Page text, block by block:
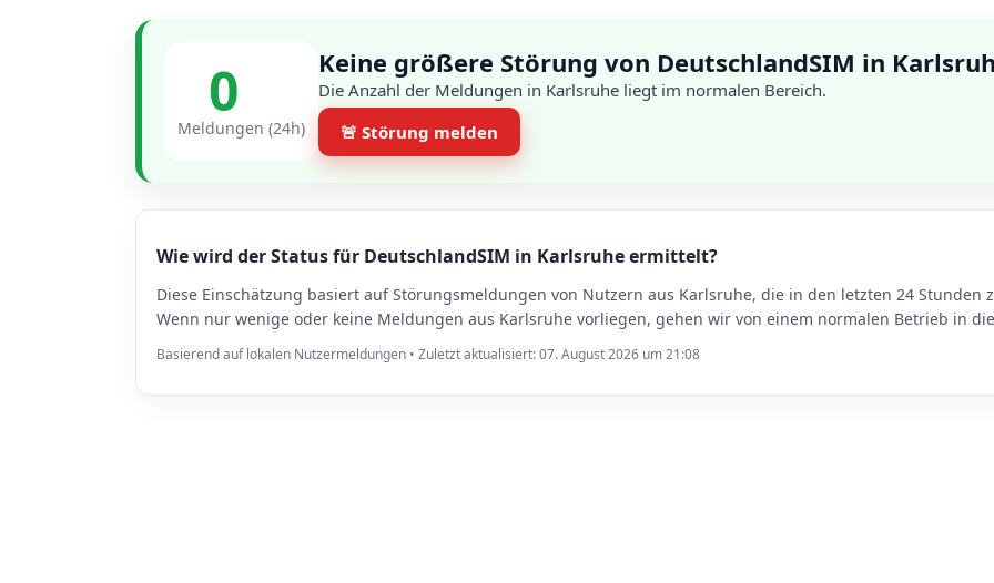
0
Meldungen (24h)
Keine größere Störung von DeutschlandSIM in
Die Anzahl der Meldungen in Karlsruhe liegt im normalen Bereich.
🚨 Störung melden
Wie wird der Status für DeutschlandSIM in Karlsruhe ermittelt?
Diese Einschätzung basiert auf Störungsmeldungen von Nutzern aus Karlsruhe, die in den letzten 24 Stunden
Wenn nur wenige oder keine Meldungen aus Karlsruhe vorliegen, gehen wir von einem normalen Betrieb in
Basierend auf lokalen Nutzermeldungen • Zuletzt aktualisiert: 07. August 2026 um 21:08